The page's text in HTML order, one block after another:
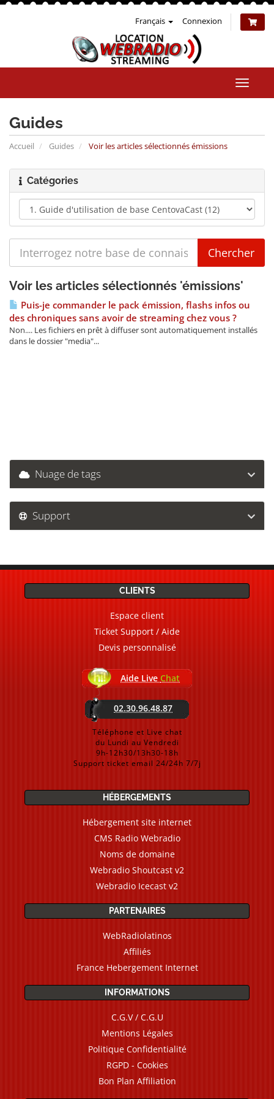
Français Connexion
la
Guides
Accueil Guides Voir les articles sélectionnés émissions
Catégories
Voir les articles sélectionnés 'émissions'
Puis-je commander le pack émission, flashs infos ou
des chroniques sans avoir de streaming chez vous ?
Non.... Les fichiers en prêt à diffuser sont automatiquement installés
dans le dossier "media"...
Nuage de tags
Support
CLIENTS
Espace client
Ticket Support / Aide
Devis personnalisé
Aide Live Chat
02.30.96.48.87
Téléphone et Live chat
du Lundi au Vendredi
9h-12h30/13h30-18h
Support ticket email 24/24h 7/7j
HÉBERGEMENTS
Hébergement site internet
CMS Radio Webradio
Noms de domaine
Webradio Shoutcast v2
Webradio Icecast v2
PARTENAIRES
WebRadiolatinos
Affiliés
France Hebergement Internet
INFORMATIONS
C.G.V / C.G.U
Mentions Légales
Politique Confidentialité
RGPD - Cookies
Bon Plan Affiliation